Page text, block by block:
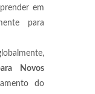
em
para
Novos
do